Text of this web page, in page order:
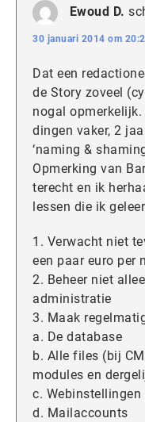
Ewoud D.
30 januari 2014 om
Dat een
de Story zoveel
nogal
dingen vaker, 2
‘naming &
Opmerking van
terecht en ik
lessen die ik
1. Verwacht niet
een paar euro per
2. Beheer niet
administratie
3. Maak
a. De database
b. Alle files (bij
modules en
c. Webinstellingen
d. Mailaccounts